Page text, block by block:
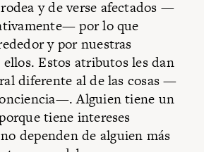
y de verse afectados —
por lo que
y por nuestras
ellos. Estos atributos les dan
diferente al de las cosas —
Alguien tiene un
tiene intereses
dependen de alguien más